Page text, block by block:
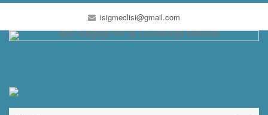
isigmeclisi@gmail.com